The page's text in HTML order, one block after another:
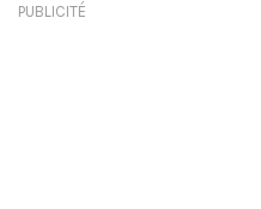
PUBLICITÉ